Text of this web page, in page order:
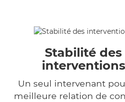
Stabilité des
interventions
Un seul intervenant
meilleure relation de